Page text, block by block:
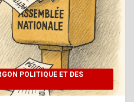
POLITIQUE ET DES